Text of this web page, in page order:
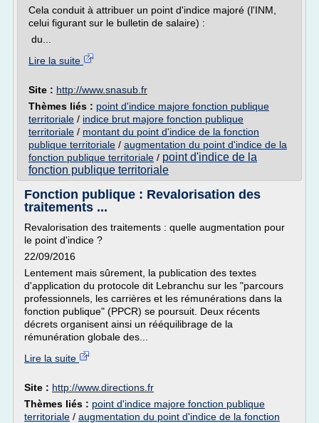
Cela conduit à attribuer un point d'indice majoré (l'INM,
celui figurant sur le bulletin de salaire) :
du...
Lire la suite
Site : http://www.snasub.fr
Thèmes liés : point d'indice majore fonction publique
territoriale / indice brut majore fonction publique
territoriale / montant du point d'indice de la fonction
publique territoriale / augmentation du point d'indice de la
fonction publique territoriale / point d'indice de la
fonction publique territoriale
Fonction publique : Revalorisation des
traitements ...
Revalorisation des traitements : quelle augmentation pour
le point d'indice ?
22/09/2016
Lentement mais sûrement, la publication des textes
d'application du protocole dit Lebranchu sur les "parcours
professionnels, les carrières et les rémunérations dans la
fonction publique" (PPCR) se poursuit. Deux récents
décrets organisent ainsi un rééquilibrage de la
rémunération globale des...
Lire la suite
Site : http://www.directions.fr
Thèmes liés : point d'indice majore fonction publique
territoriale / augmentation du point d'indice de la fonction